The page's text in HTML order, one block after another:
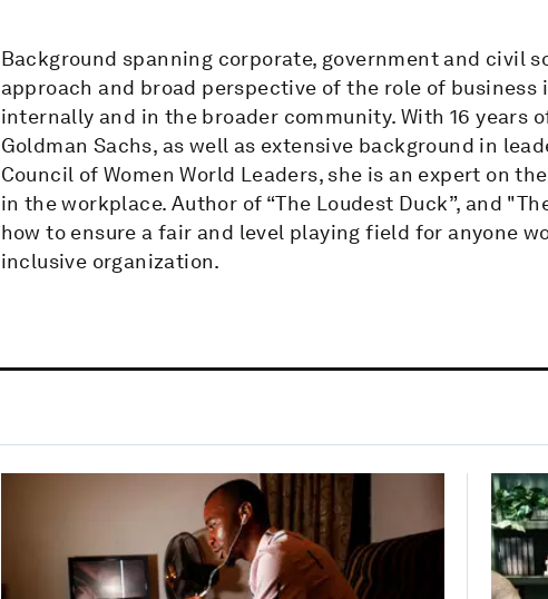
Background spanning corporate, government and civil
approach and broad perspective of the role of
internally and in the broader community. With 16 years
Goldman Sachs, as well as extensive background in
Council of Women World Leaders, she is an expert on
in the workplace. Author of “The Loudest Duck”, and
how to ensure a fair and level playing field for anyone
inclusive organization.